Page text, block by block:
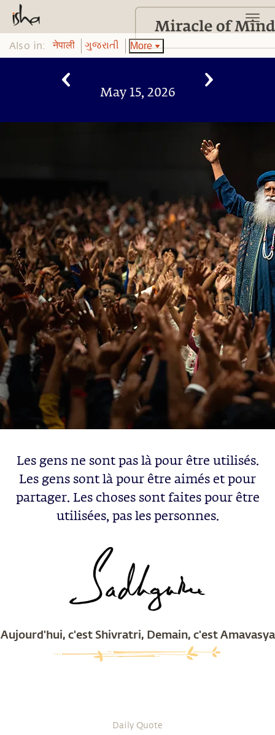
Also in: नेपाली ગુજરાતી More
May 15, 2026
Les gens ne sont pas là pour être utilisés.
Les gens sont là pour être aimés et pour
partager. Les choses sont faites pour être
utilisées, pas les personnes.
Aujourd'hui, c'est Shivratri, Demain, c'est Amavasya
Daily Quote